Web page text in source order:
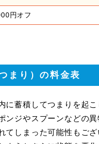
円オフ
まり）の料金表
に蓄積してつまりを起こ
ンジやスプーンなどの異
てしまった可能性もご